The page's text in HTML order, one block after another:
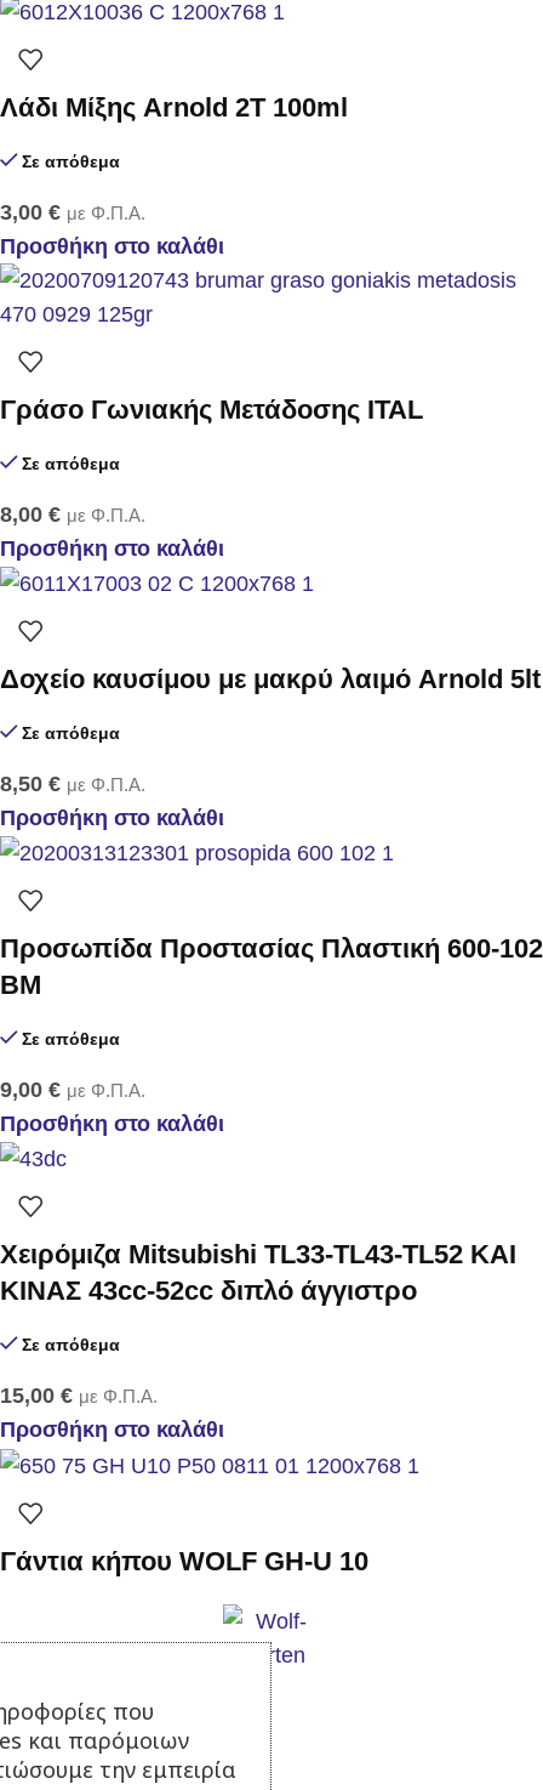
Λάδι Μίξης Arnold 2T 100ml
Σε απόθεμα
3,00 € με Φ.Π.Α.
Προσθήκη στο καλάθι
Γράσο Γωνιακής Μετάδοσης ITAL
Σε απόθεμα
8,00 € με Φ.Π.Α.
Προσθήκη στο καλάθι
Δοχείο καυσίμου με μακρύ λαιμό Arnold 5lt
Σε απόθεμα
8,50 € με Φ.Π.Α.
Προσθήκη στο καλάθι
Προσωπίδα Προστασίας Πλαστική 600-102
BM
Σε απόθεμα
9,00 € με Φ.Π.Α.
Προσθήκη στο καλάθι
Χειρόμιζα Mitsubishi TL33-TL43-TL52 ΚΑΙ
ΚΙΝΑΣ 43cc-52cc διπλό άγγιστρο
Σε απόθεμα
15,00 € με Φ.Π.Α.
Προσθήκη στο καλάθι
Γάντια κήπου WOLF GH-U 10
20,90 € με Φ.Π.Α.
Προσθήκη στο καλάθι
που
και παρόμοιων
την εμπειρία